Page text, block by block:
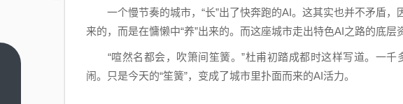
一个慢节奏的城市，“长”出了快奔跑的AI。这其实也并不矛盾，
来的，而是在慵懒中“养”出来的。而这座城市走出特色AI之路的底层
“喧然名都会，吹箫间笙簧。”杜甫初踏成都时这样写道。一千
闹。只是今天的“笙簧”，变成了城市里扑面而来的AI活力。